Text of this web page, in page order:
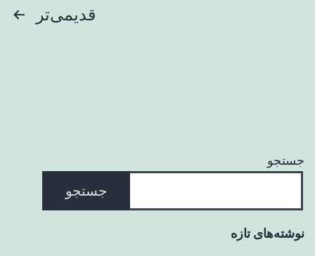
قدیمی‌تر
جستجو
جستجو
نوشته‌های تازه